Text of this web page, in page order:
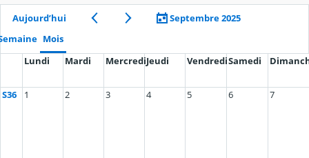
Aujourd’hui
Septembre 2025
Mois
Lundi
Mardi MercrediJeudi VendrediSamedi
S36 1 2 3 4 5 6 7